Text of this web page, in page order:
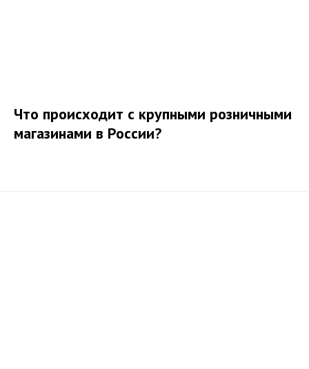
Что происходит с крупными розничными
магазинами в России?